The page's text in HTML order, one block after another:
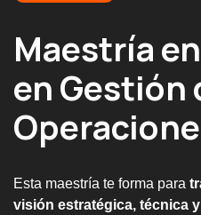
Maestría
en Gestión
Esta maestría te forma para
visión estratégica, técnica